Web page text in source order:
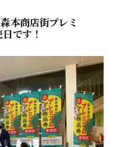
本商店街プレミ
です！